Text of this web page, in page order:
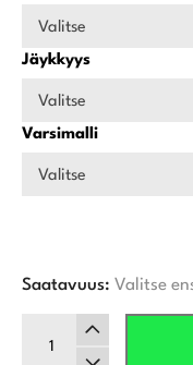
Valitse
Jäykkyys
Valitse
Varsimalli
Valitse
Saatavuus: Valitse
Wilson